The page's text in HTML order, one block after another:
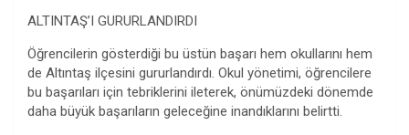
ALTINTAŞ’I GURURLANDIRDI
Öğrencilerin gösterdiği bu üstün başarı hem okullarını hem
de Altıntaş ilçesini gururlandırdı. Okul yönetimi, öğrencilere
bu başarıları için tebriklerini ileterek, önümüzdeki dönemde
daha büyük başarıların geleceğine inandıklarını belirtti.